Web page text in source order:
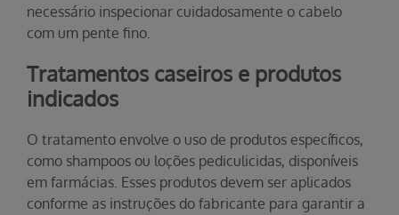
necessário inspecionar cuidadosamente o cabelo
com um pente fino.
Tratamentos caseiros e produtos
indicados
O tratamento envolve o uso de produtos específicos,
como shampoos ou loções pediculicidas, disponíveis
em farmácias. Esses produtos devem ser aplicados
conforme as instruções do fabricante para garantir a